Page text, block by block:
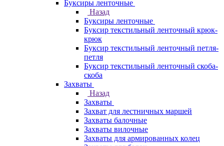
Буксиры ленточные
Назад
Буксиры ленточные
Буксир текстильный ленточный крюк-
крюк
Буксир текстильный ленточный петля-
петля
Буксир текстильный ленточный скоба-
скоба
Захваты
Назад
Захваты
Захват для лестничных маршей
Захваты балочные
Захваты вилочные
Захваты для армированных колец